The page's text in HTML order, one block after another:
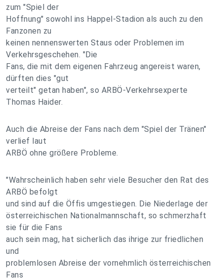
zum "Spiel der
Hoffnung" sowohl ins Happel-Stadion als auch zu den
Fanzonen zu
keinen nennenswerten Staus oder Problemen im
Verkehrsgeschehen. "Die
Fans, die mit dem eigenen Fahrzeug angereist waren,
dürften dies "gut
verteilt" getan haben", so ARBÖ-Verkehrsexperte
Thomas Haider.
Auch die Abreise der Fans nach dem "Spiel der Tränen"
verlief laut
ARBÖ ohne größere Probleme.
"Wahrscheinlich haben sehr viele Besucher den Rat des
ARBÖ befolgt
und sind auf die Öffis umgestiegen. Die Niederlage der
österreichischen Nationalmannschaft, so schmerzhaft
sie für die Fans
auch sein mag, hat sicherlich das ihrige zur friedlichen
und
problemlosen Abreise der vornehmlich österreichischen
Fans